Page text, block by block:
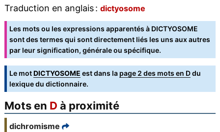
Traduction en anglais : dictyosome
Les mots ou les expressions apparentés à DICTYOSOME
sont des termes qui sont directement liés les uns aux autres
par leur signification, générale ou spécifique.
Le motDICTYOSOME est dans la page 2 des mots en Ddu
lexique du dictionnaire.
Mots en D à proximité
dichromisme